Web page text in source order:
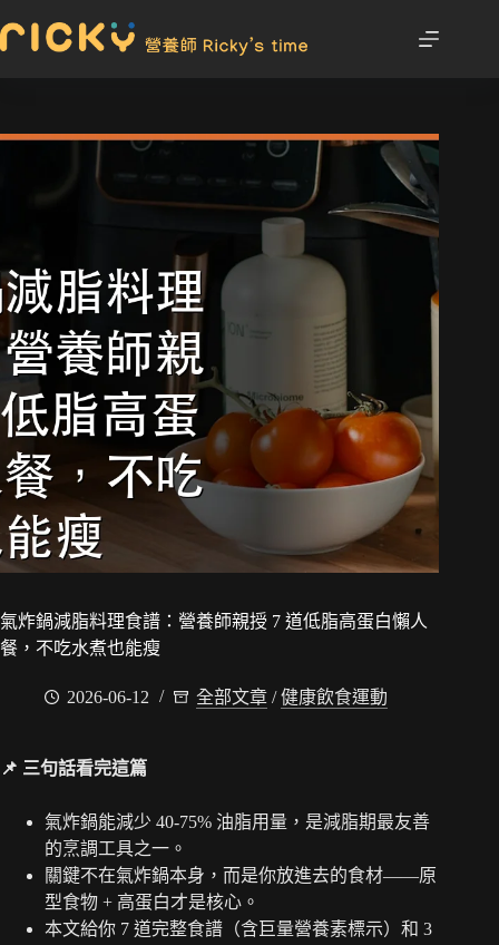
氣炸鍋減脂料理食譜：營養師親授 7 道低脂高蛋白懶人
餐，不吃水煮也能瘦
2026-06-12 全部文章 /健康飲食運動
📌 三句話看完這篇
氣炸鍋能減少 40-75% 油脂用量，是減脂期最友善
的烹調工具之一。
關鍵不在氣炸鍋本身，而是你放進去的食材——原
型食物 + 高蛋白才是核心。
本文給你 7 道完整食譜（含巨量營養素標示）和 3